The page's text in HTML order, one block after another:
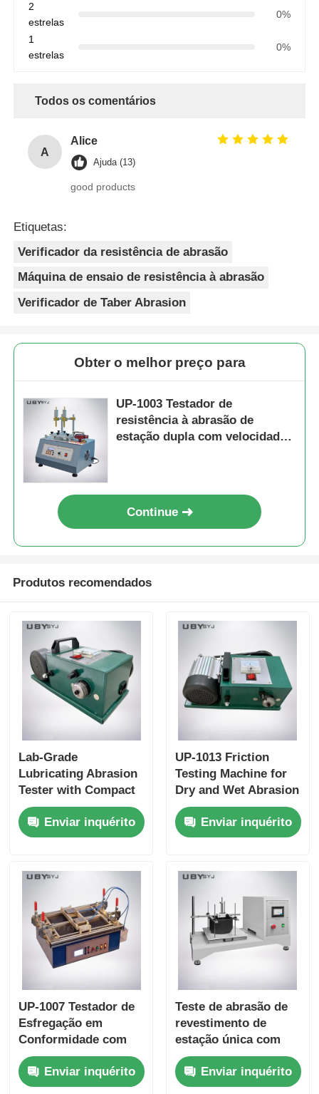
2
estrelas
0%
1
estrelas
0%
Todos os comentários
A
Alice
Ajuda (13)
good products
Etiquetas:
Verificador da resistência de abrasão
Máquina de ensaio de resistência à abrasão
Verificador de Taber Abrasion
Obter o melhor preço para
UP-1003 Testador de
resistência à abrasão de
estação dupla com velocidade
Continue
Produtos recomendados
Lab-Grade
Lubricating Abrasion
Tester with Compact
Structure and User-
Friendly Interface for
Friction and Wear
Enviar inquérito
UP-1013 Friction
Testing Machine for
Dry and Wet Abrasion
Test with Adjustable
Load Range and Real-
time Friction
Enviar inquérito
UP-1007 Testador de
Esfregação em
Conformidade com
ISO 11998 e ASTM
D2486 com
Frequência de
Enviar inquérito
Teste de abrasão de
revestimento de
estação única com
curso de 100 mm ± 5
mm e velocidade de
6,5 ± 0,2 m/min para
Enviar inquérito